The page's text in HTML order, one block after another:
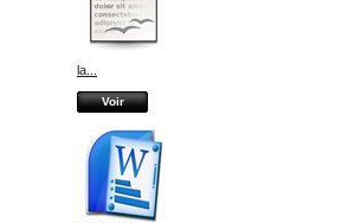
la...
Voir